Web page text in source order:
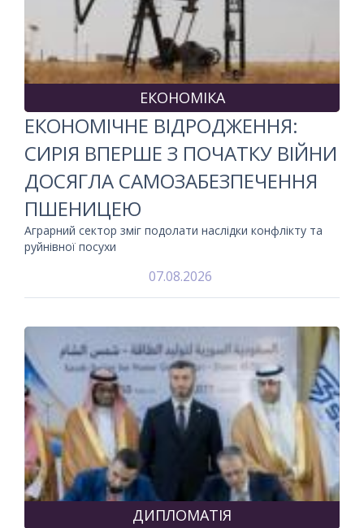
ЕКОНОМІКА
ЕКОНОМІЧНЕ ВІДРОДЖЕННЯ:
СИРІЯ ВПЕРШЕ З ПОЧАТКУ ВІЙНИ
ДОСЯГЛА САМОЗАБЕЗПЕЧЕННЯ
ПШЕНИЦЕЮ
Аграрний сектор зміг подолати наслідки конфлікту та
руйнівної посухи
07.08.2026
ДИПЛОМАТІЯ